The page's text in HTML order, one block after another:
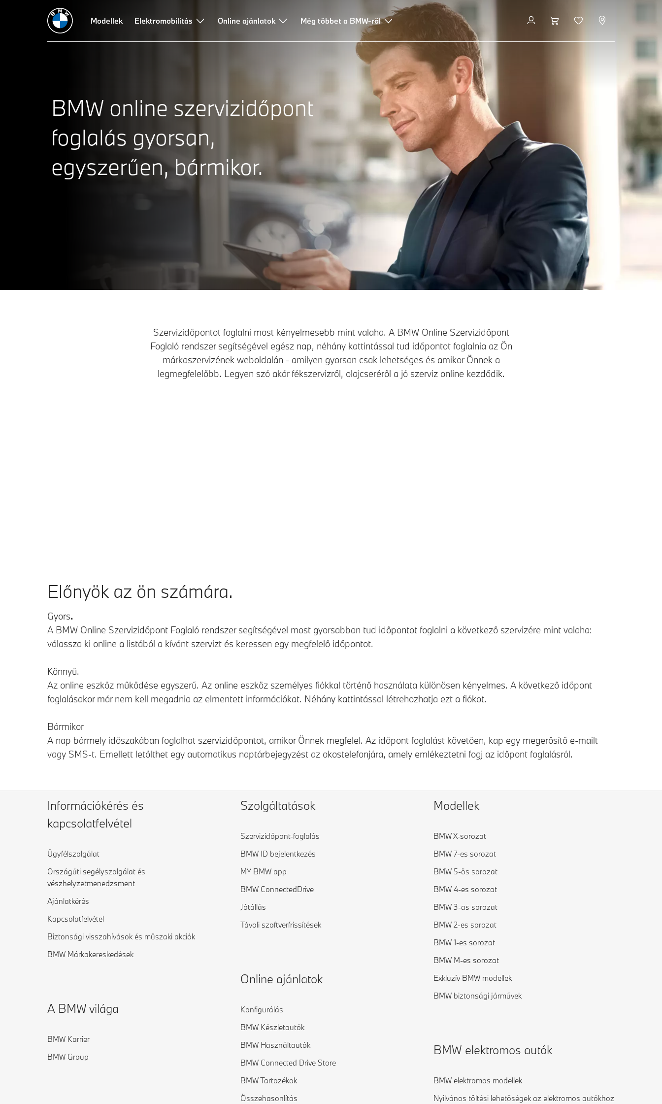
Modellek Elektromobilitás Online ajánlatok Még többet a BMW-ről
BMW online szervizidőpont
foglalás gyorsan,
egyszerűen, bármikor.
Szervizidőpontot foglalni most kényelmesebb mint valaha. A BMW Online Szervizidőpont
Foglaló rendszer segítségével egész nap, néhány kattintással tud időpontot foglalnia az Ön
márkaszervizének weboldalán - amilyen gyorsan csak lehetséges és amikor Önnek a
legmegfelelőbb. Legyen szó akár fékszervizről, olajcseréről a jó szerviz online kezdődik.
Előnyök az ön számára.
Gyors.
A BMW Online Szervizidőpont Foglaló rendszer segítségével most gyorsabban tud időpontot foglalni a következő szervizére mint valaha:
válassza ki online a listából a kívánt szervizt és keressen egy megfelelő időpontot.
Könnyű.
Az online eszköz működése egyszerű. Az online eszköz személyes fiókkal történő használata különösen kényelmes. A következő időpont
foglalásakor már nem kell megadnia az elmentett információkat. Néhány kattintással létrehozhatja ezt a fiókot.
Bármikor
A nap bármely időszakában foglalhat szervizidőpontot, amikor Önnek megfelel. Az időpont foglalást követően, kap egy megerősítő e-mailt
vagy SMS-t. Emellett letölthet egy automatikus naptárbejegyzést az okostelefonjára, amely emlékeztetni fogj az időpont foglalásról.
Információkérés és
kapcsolatfelvétel
Ügyfélszolgálat
Országúti segélyszolgálat és
vészhelyzetmenedzsment
Ajánlatkérés
Kapcsolatfelvétel
Biztonsági visszahívások és műszaki akciók
BMW Márkakereskedések
A BMW világa
BMW Karrier
BMW Group
Szolgáltatások
Szervizidőpont-foglalás
BMW ID bejelentkezés
MY BMW app
BMW ConnectedDrive
Jótállás
Távoli szoftverfrissítések
Online ajánlatok
Konfigurálás
BMW Készletautók
BMW Használtautók
BMW Connected Drive Store
BMW Tartozékok
Összehasonlítás
Modellek
BMW X-sorozat
BMW 7-es sorozat
BMW 5-ös sorozat
BMW 4-es sorozat
BMW 3-as sorozat
BMW 2-es sorozat
BMW 1-es sorozat
BMW M-es sorozat
Exkluzív BMW modellek
BMW biztonsági járművek
BMW elektromos autók
BMW elektromos modellek
Nyilvános töltési lehetőségek az elektromos autókhoz